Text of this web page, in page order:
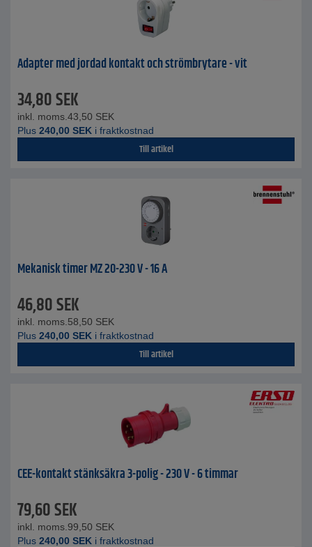
Adapter med jordad kontakt och strömbrytare - vit
34,80SEK
inkl. moms. 43,50 SEK
Plus 240,00 SEK i fraktkostnad
Till artikel
Mekanisk timer MZ 20-230 V - 16 A
46,80SEK
inkl. moms. 58,50 SEK
Plus 240,00 SEK i fraktkostnad
Till artikel
CEE-kontakt stänksäkra 3-polig - 230 V - 6 timmar
79,60SEK
inkl. moms. 99,50 SEK
Plus 240,00 SEK i fraktkostnad